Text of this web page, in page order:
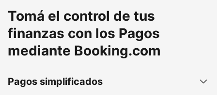
Tomá el control de tus
finanzas con los Pagos
mediante Booking.com
Pagos simplificados